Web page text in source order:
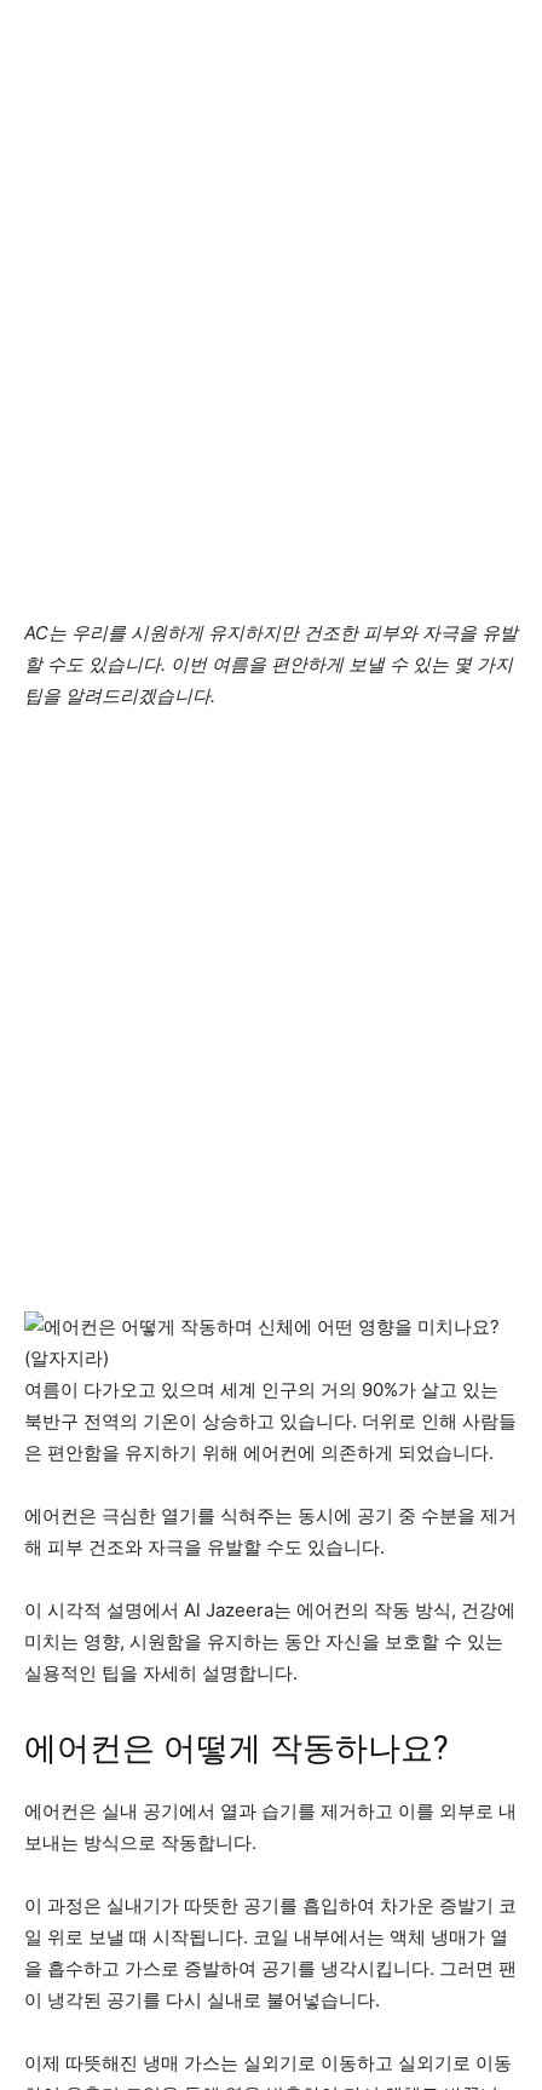
AC는 우리를 시원하게 유지하지만 건조한 피부와 자극을 유발
할 수도 있습니다. 이번 여름을 편안하게 보낼 수 있는 몇 가지
팁을 알려드리겠습니다.
(알자지라)
여름이 다가오고 있으며 세계 인구의 거의 90%가 살고 있는
북반구 전역의 기온이 상승하고 있습니다. 더위로 인해 사람들
은 편안함을 유지하기 위해 에어컨에 의존하게 되었습니다.
에어컨은 극심한 열기를 식혀주는 동시에 공기 중 수분을 제거
해 피부 건조와 자극을 유발할 수도 있습니다.
이 시각적 설명에서 Al Jazeera는 에어컨의 작동 방식, 건강에
미치는 영향, 시원함을 유지하는 동안 자신을 보호할 수 있는
실용적인 팁을 자세히 설명합니다.
에어컨은 어떻게 작동하나요?
에어컨은 실내 공기에서 열과 습기를 제거하고 이를 외부로 내
보내는 방식으로 작동합니다.
이 과정은 실내기가 따뜻한 공기를 흡입하여 차가운 증발기 코
일 위로 보낼 때 시작됩니다. 코일 내부에서는 액체 냉매가 열
을 흡수하고 가스로 증발하여 공기를 냉각시킵니다. 그러면 팬
이 냉각된 공기를 다시 실내로 불어넣습니다.
이제 따뜻해진 냉매 가스는 실외기로 이동하고 실외기로 이동